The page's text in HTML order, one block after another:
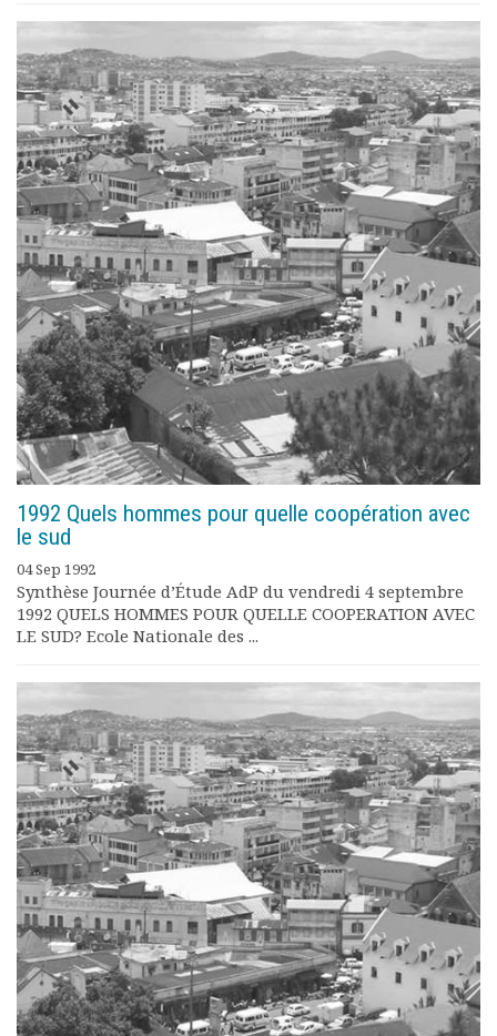
Publications et rapports
Documents
Les adhérents
Annuaire
Offres d’emploi
Forum
Actualités
Nous contacter
1992 Quels hommes pour quelle coopération avec
le sud
04 Sep 1992
Synthèse Journée d’Étude AdP du vendredi 4 septembre
1992 QUELS HOMMES POUR QUELLE COOPERATION AVEC
LE SUD? Ecole Nationale des ...